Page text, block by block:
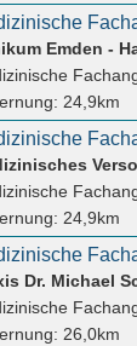
24,9km
24,9km
Dr. Michael
26,0km